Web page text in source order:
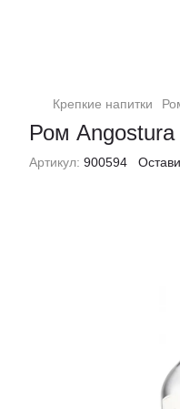
Крепкие напитки
Ром
Артикул: 900594